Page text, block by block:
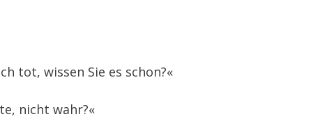
tot, wissen Sie es schon?«
nicht wahr?«